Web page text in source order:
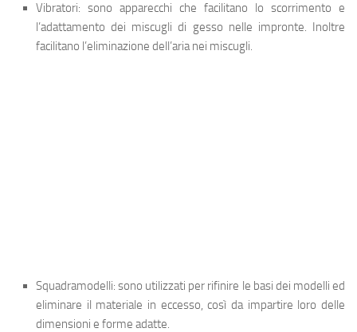
Vibratori: sono apparecchi che facilitano lo scorrimento e
l’adattamento dei miscugli di gesso nelle impronte. Inoltre
facilitano l’eliminazione dell’aria nei miscugli.
Squadramodelli: sono utilizzati per rifinire le basi dei modelli ed
eliminare il materiale in eccesso, così da impartire loro delle
dimensioni e forme adatte.